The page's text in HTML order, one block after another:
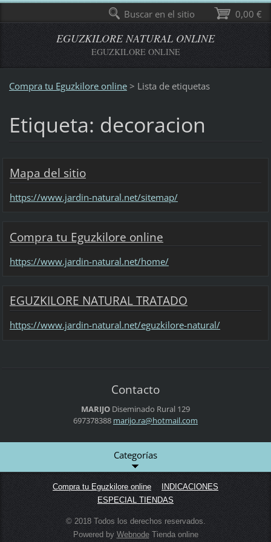
EGUZKILORE NATURAL ONLINE
EGUZKILORE ONLINE
Compra tu Eguzkilore online > Lista de etiquetas
Etiqueta: decoracion
Mapa del sitio
https://www.jardin-natural.net/sitemap/
Compra tu Eguzkilore online
https://www.jardin-natural.net/home/
EGUZKILORE NATURAL TRATADO
https://www.jardin-natural.net/eguzkilore-natural/
Contacto
MARIJO Diseminado Rural 129
697378388 marijo.ra@hotmail.com
Categorías
Compra tu Eguzkilore online
INDICACIONES
ESPECIAL TIENDAS
© 2018 Todos los derechos reservados.
Powered by WebnodeTienda online
0,00 €
Buscar en el sitio